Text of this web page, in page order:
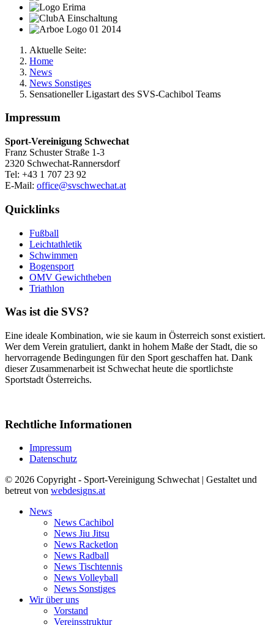
Aktuelle Seite:
Home
News
News Sonstiges
Sensationeller Ligastart des SVS-Cachibol Teams
Impressum
Sport-Vereinigung Schwechat
Franz Schuster Straße 1-3
2320 Schwechat-Rannersdorf
Tel: +43 1 707 23 92
E-Mail: office@svschwechat.at
Quicklinks
Fußball
Leichtathletik
Schwimmen
Bogensport
OMV Gewichtheben
Triathlon
Was ist die SVS?
Eine ideale Kombination, wie sie kaum in Österreich sonst existiert.
Wer dem Verein gratuliert, dankt in hohem Maße der Stadt, die so
hervorragende Bedingungen für den Sport geschaffen hat. Dank
dieser Zusammenarbeit ist Schwechat heute die sportlichste
Sportstadt Österreichs.
Rechtliche Informationen
Impressum
Datenschutz
© 2026 Copyright - Sport-Vereinigung Schwechat | Gestaltet und
betreut von webdesigns.at
News
News Cachibol
News Jiu Jitsu
News Racketlon
News Radball
News Tischtennis
News Volleyball
News Sonstiges
Wir über uns
Vorstand
Vereinsstruktur